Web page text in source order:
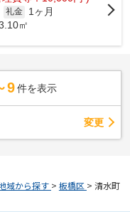
礼金
1ヶ月
㎡
9 件を表示
変更
域から探す > 板橋区 > 清水町